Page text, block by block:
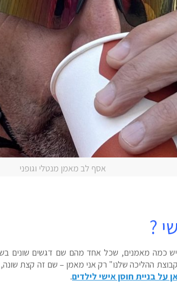
אסף לב מאמן מנטלי וגופני
?
יש כמה מאמנים, שכל אחד מהם שם דגשים שונים
ההליכה שלנו" רק אני מאמן – שם זה קצת שונה,
על בניית חוסן אישי לילדים.